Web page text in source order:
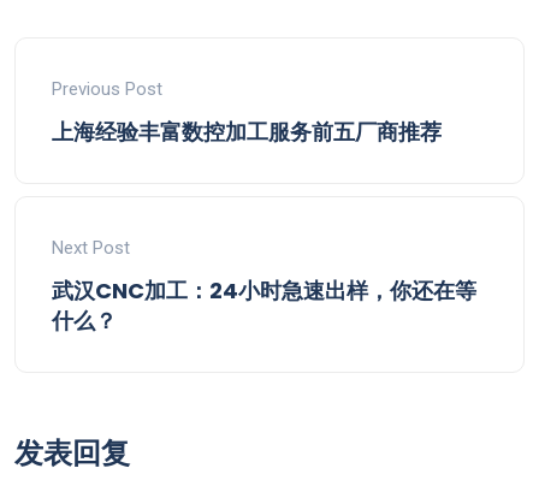
Previous Post
上海经验丰富数控加工服务前五厂商推荐
Next Post
武汉CNC加工：24小时急速出样，你还在等
什么？
发表回复